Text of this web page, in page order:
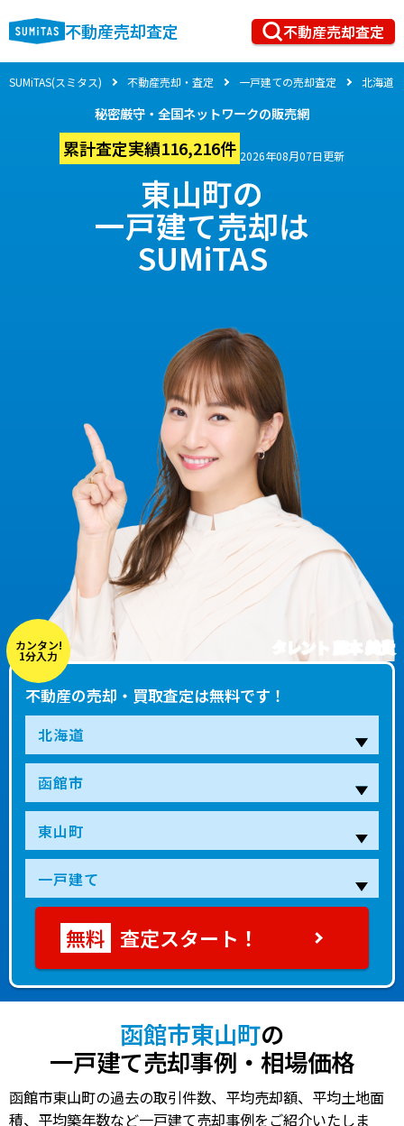
不動産売却査定 不動産売却査定
SUMiTAS(スミタス) 不動産売却・査定 一戸建ての売却査定 北海道
秘密厳守・全国ネットワークの販売網
累計査定実績116,216件 2026年08月07日更新
東山町の
一戸建て売却は
SUMiTAS
タレント 藤本 美貴
カンタン!
1分入力
不動産の売却・買取査定は無料です！
査定スタート！
函館市東山町の
一戸建て売却事例・相場価格
函館市東山町の過去の取引件数、平均売却額、平均土地面
積、平均築年数など一戸建て売却事例をご紹介いたしま